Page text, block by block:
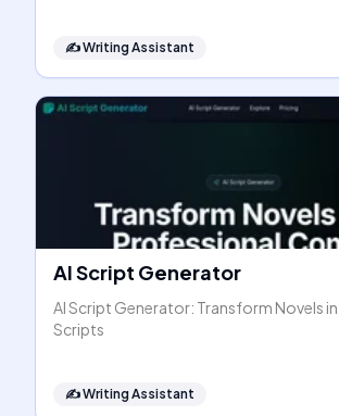
✍️Writing Assistant
AI Script Generator
AI Script Generator: Transform Novels
Scripts
✍️Writing Assistant